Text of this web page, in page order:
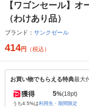
【ワゴンセール】
（わけあり品）
ブランド： サンクゼール
414円 （税込）
お買い物でもらえる特典最大
獲得 5%(18pt)
うち4.5%は利用先・期間限定